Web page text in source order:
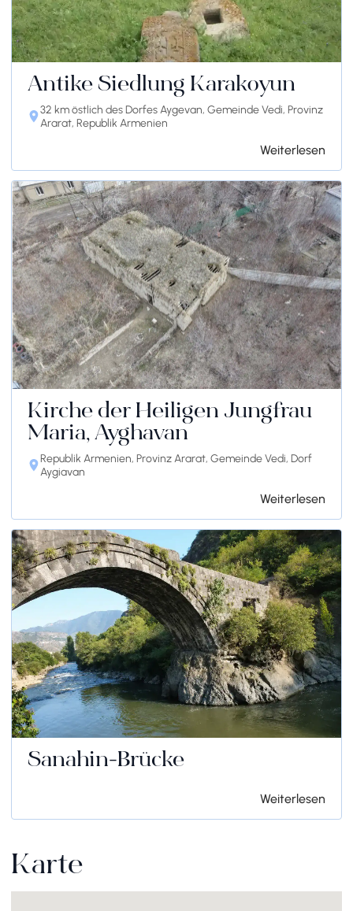
Antike Siedlung Karakoyun
32 km östlich des Dorfes Aygevan, Gemeinde Vedi, Provinz
Ararat, Republik Armenien
Weiterlesen
Kirche der Heiligen Jungfrau
Maria, Ayghavan
Republik Armenien, Provinz Ararat, Gemeinde Vedi, Dorf
Aygiavan
Weiterlesen
Sanahin-Brücke
Weiterlesen
Karte